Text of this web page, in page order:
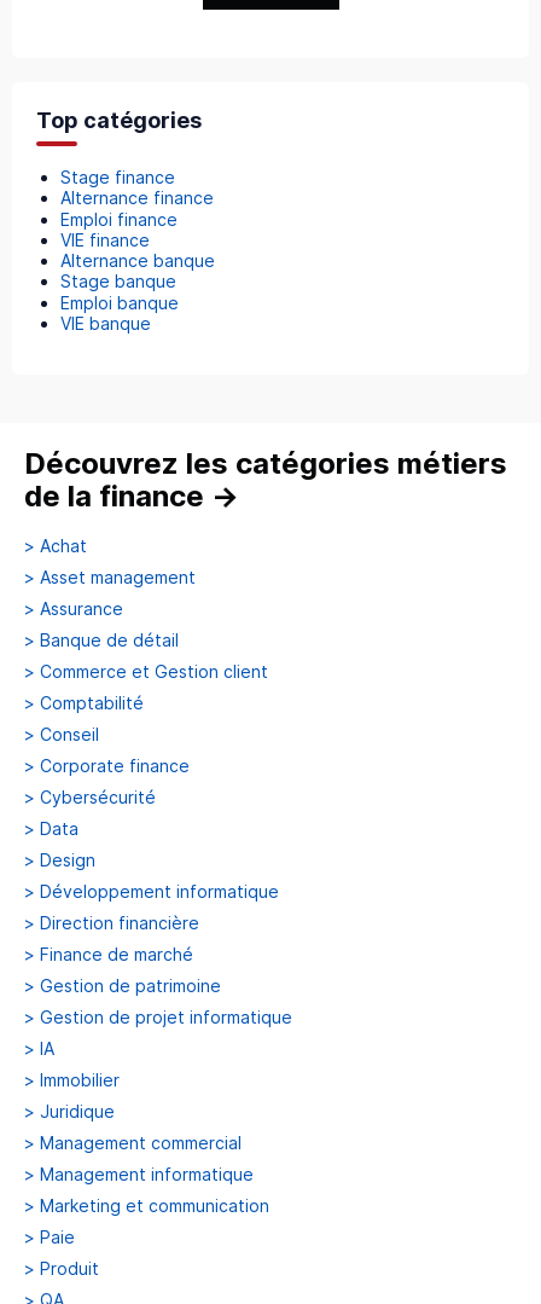
Top catégories
Stage finance
Alternance finance
Emploi finance
VIE finance
Alternance banque
Stage banque
Emploi banque
VIE banque
Découvrez les catégories métiers
de la finance →
> Achat
> Asset management
> Assurance
> Banque de détail
> Commerce et Gestion client
> Comptabilité
> Conseil
> Corporate finance
> Cybersécurité
> Data
> Design
> Développement informatique
> Direction financière
> Finance de marché
> Gestion de patrimoine
> Gestion de projet informatique
> IA
> Immobilier
> Juridique
> Management commercial
> Management informatique
> Marketing et communication
> Paie
> Produit
> QA